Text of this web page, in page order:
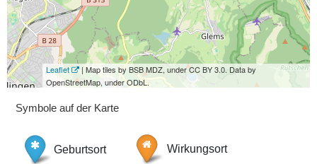
Leaflet
| Map tiles by BSB MDZ, under CC BY 3.0. Data by
OpenStreetMap, under ODbL.
Symbole auf der Karte
Geburtsort Wirkungsort